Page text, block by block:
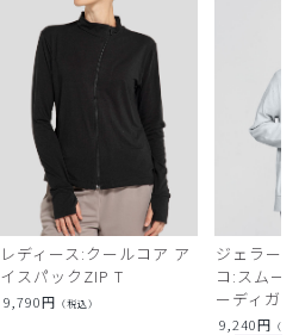
レディース:クールコア ア
イスパックZIP T
9,790円 （税込）
ジェラー
コ:スムー
ーディガン
9,240円 （税